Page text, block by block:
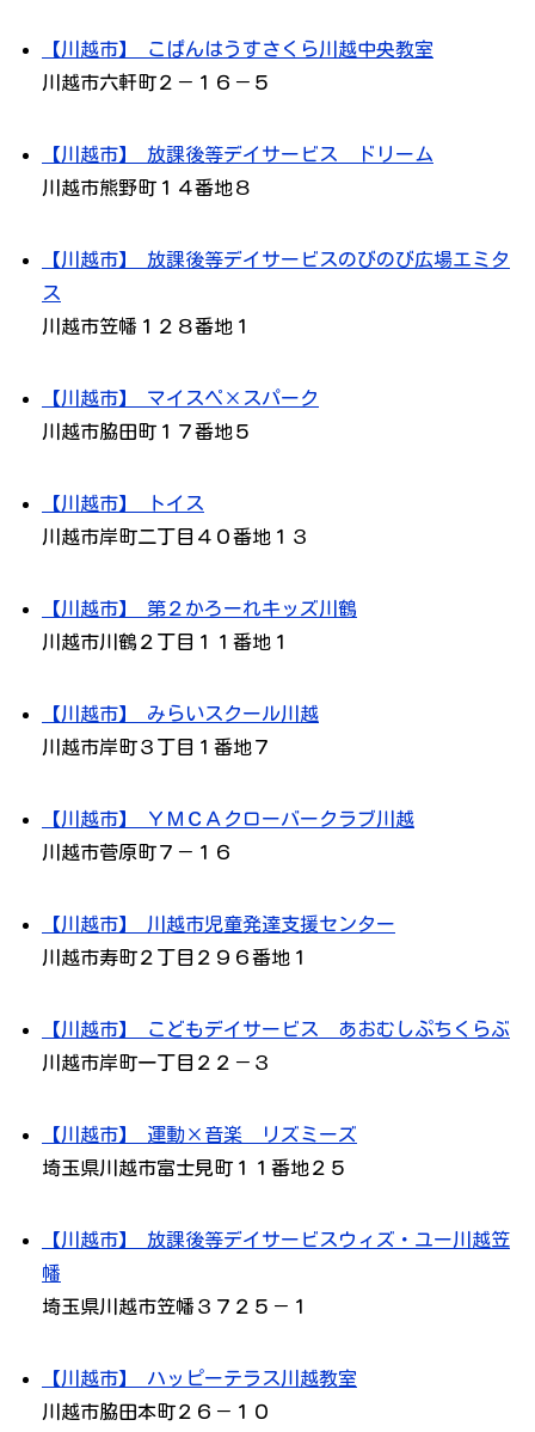
【川越市】 こぱんはうすさくら川越中央教室
川越市六軒町２－１６－５
【川越市】 放課後等デイサービス ドリーム
川越市熊野町１４番地８
【川越市】 放課後等デイサービスのびのび広場エミタ
ス
川越市笠幡１２８番地１
【川越市】 マイスペ×スパーク
川越市脇田町１７番地５
【川越市】 トイス
川越市岸町二丁目４０番地１３
【川越市】 第２かろーれキッズ川鶴
川越市川鶴２丁目１１番地１
【川越市】 みらいスクール川越
川越市岸町３丁目１番地７
【川越市】 ＹＭＣＡクローバークラブ川越
川越市菅原町７－１６
【川越市】 川越市児童発達支援センター
川越市寿町２丁目２９６番地１
【川越市】 こどもデイサービス あおむしぷちくらぶ
川越市岸町一丁目２２－３
【川越市】 運動×音楽 リズミーズ
埼玉県川越市富士見町１１番地２５
【川越市】 放課後等デイサービスウィズ・ユー川越笠
幡
埼玉県川越市笠幡３７２５－１
【川越市】 ハッピーテラス川越教室
川越市脇田本町２６－１０